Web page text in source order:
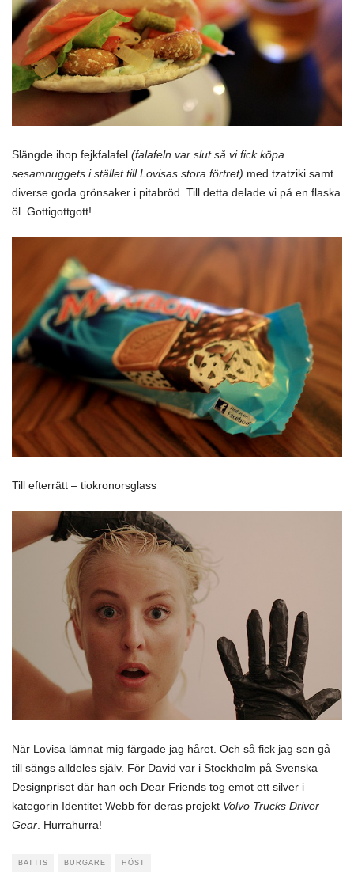
Slängde ihop fejkfalafel (falafeln var slut så vi fick köpa
sesamnuggets i stället till Lovisas stora förtret) med tzatziki samt
diverse goda grönsaker i pitabröd. Till detta delade vi på en flaska
öl. Gottigottgott!
Till efterrätt – tiokronorsglass
När Lovisa lämnat mig färgade jag håret. Och så fick jag sen gå
till sängs alldeles själv. För David var i Stockholm på Svenska
Designpriset där han och Dear Friends tog emot ett silver i
kategorin Identitet Webb för deras projekt Volvo Trucks Driver
Gear . Hurrahurra!
BATTIS BURGARE HÖST